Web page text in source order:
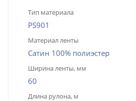
Тип материала
PS901
Материал ленты
Сатин 100% полиэстер
Ширина ленты, мм
60
Длина рулона, м